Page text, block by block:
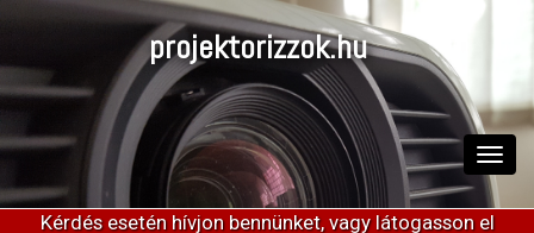
projektorizzok.hu
Toggle
Kérdés esetén hívjon bennünket, vagy látogasson el